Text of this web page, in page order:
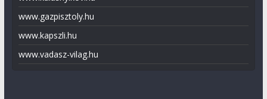
www.gazpisztoly.hu
www.kapszli.hu
www.vadasz-vilag.hu